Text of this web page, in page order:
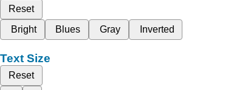
Reset
Bright
Blues Gray Inverted
Text Size
Reset